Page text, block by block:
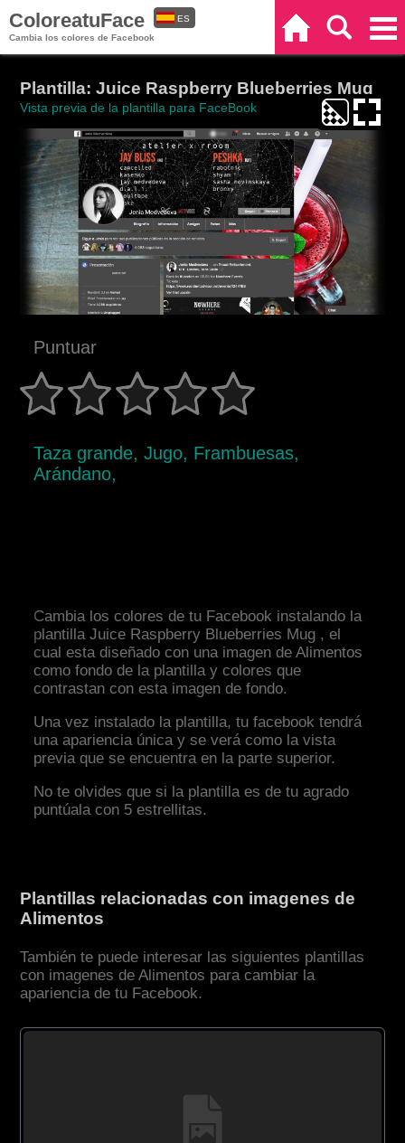
ColoreatuFace
Cambia los colores de Facebook
ES
Plantilla: Juice Raspberry Blueberries Mug
Vista previa de la plantilla para FaceBook
Puntuar
Taza grande, Jugo, Frambuesas,
Arándano,
Cambia los colores de tu Facebook instalando la
plantilla Juice Raspberry Blueberries Mug , el
cual esta diseñado con una imagen de Alimentos
como fondo de la plantilla y colores que
contrastan con esta imagen de fondo.
Una vez instalado la plantilla, tu facebook tendrá
una apariencia única y se verá como la vista
previa que se encuentra en la parte superior.
No te olvides que si la plantilla es de tu agrado
puntúala con 5 estrellitas.
Plantillas relacionadas con imagenes de
Alimentos
También te puede interesar las siguientes plantillas
con imagenes de Alimentos para cambiar la
apariencia de tu Facebook.